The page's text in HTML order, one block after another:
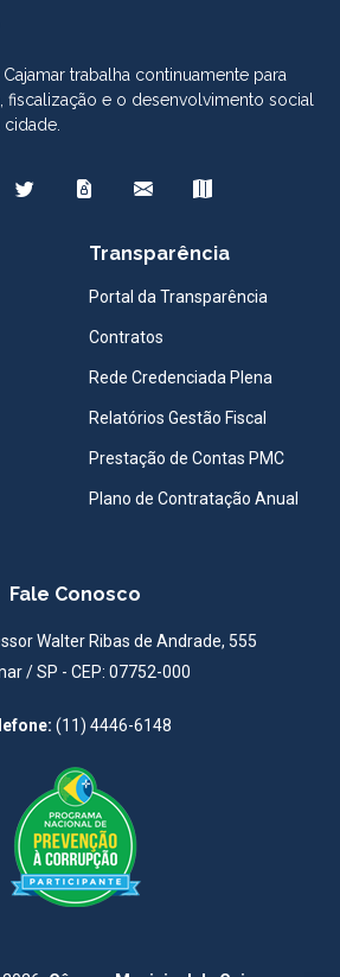
trabalha continuamente para
fiscalização e o desenvolvimento social
Transparência
Portal da Transparência
Contratos
Rede Credenciada Plena
Relatórios Gestão Fiscal
Prestação de Contas PMC
Plano de Contratação Anual
Fale Conosco
Walter Ribas de Andrade, 555
/ SP - CEP: 07752-000
(11) 4446-6148